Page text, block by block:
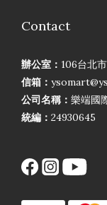
Contact
辦公室： 106台北
信箱：
公司名稱： 樂端國
統編： 24930645